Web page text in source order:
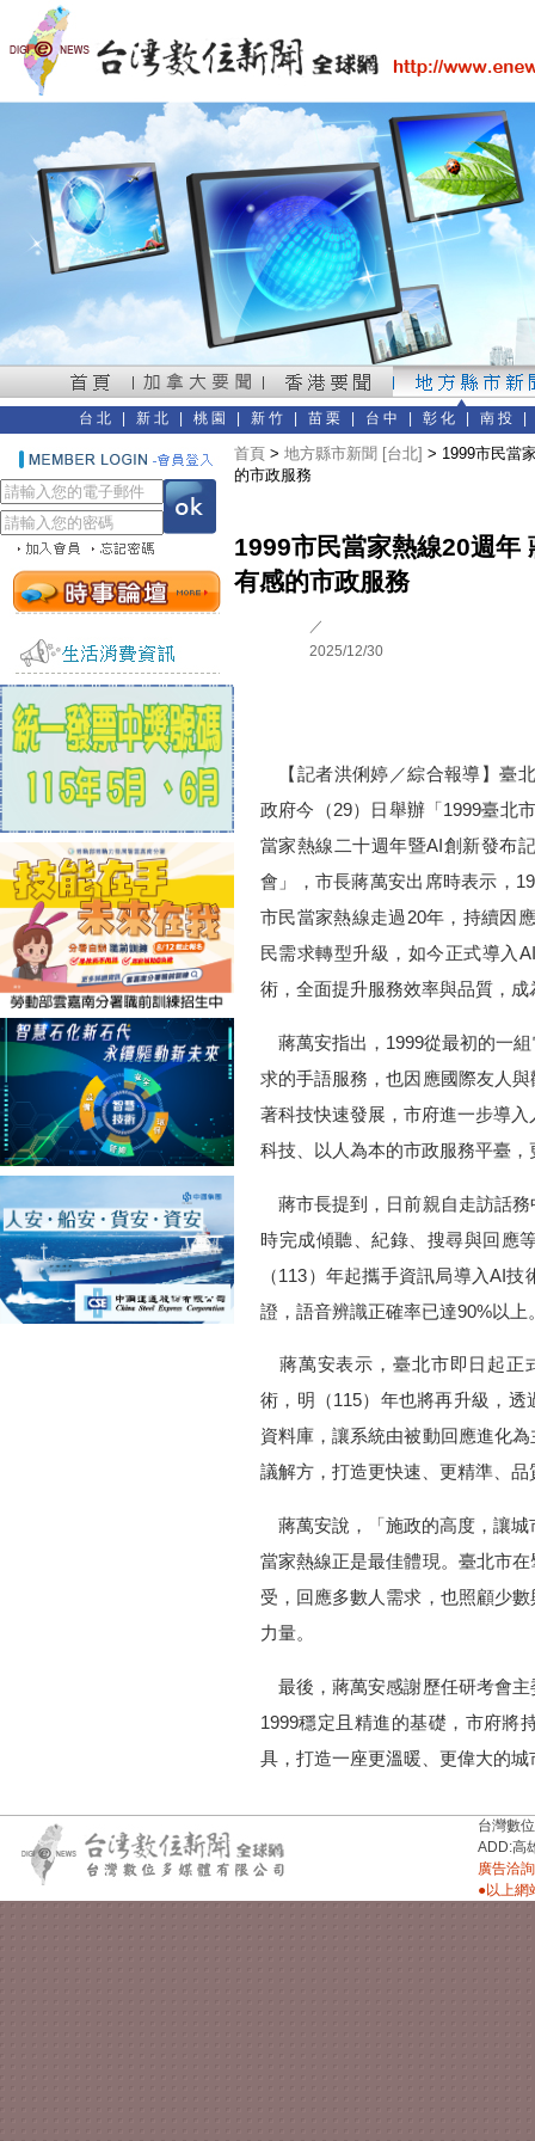
台北 新北 桃園 新竹 苗栗 台中 彰化 南投
首頁 > 地方縣市新聞 [台北] > 1999市民當
的市政服務
1999市民當家熱線20週年
有感的市政服務
／
2025/12/30
【記者洪俐婷／綜合報導】臺
政府今（29）日舉辦「1999臺北
當家熱線二十週年暨AI創新發布
會」，市長蔣萬安出席時表示，
市民當家熱線走過20年，持續因
民需求轉型升級，如今正式導入
術，全面提升服務效率與品質，
蔣萬安指出，1999從最初的一
求的手語服務，也因應國際友人
著科技快速發展，市府進一步導
科技、以人為本的市政服務平臺
蔣市長提到，日前親自走訪話務
時完成傾聽、紀錄、搜尋與回應
（113）年起攜手資訊局導入AI
證，語音辨識正確率已達90%以上
蔣萬安表示，臺北市即日起正
術，明（115）年也將再升級，
資料庫，讓系統由被動回應進化
議解方，打造更快速、更精準、
蔣萬安說，「施政的高度，讓城
當家熱線正是最佳體現。臺北市
受，回應多數人需求，也照顧少
力量。
最後，蔣萬安感謝歷任研考會主
1999穩定且精進的基礎，市府將
具，打造一座更溫暖、更偉大的城
台灣數
ADD:高
廣告洽
●以上網